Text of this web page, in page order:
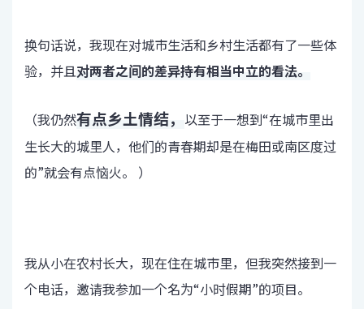
换句话说，我现在对城市生活和乡村生活都有了一些体
验，并且对两者之间的差异持有相当中立的看法。
（我仍然有点乡土情结， 以至于一想到“在城市里出
生长大的城里人，他们的青春期却是在梅田或南区度过
的”就会有点恼火。 ）
我从小在农村长大，现在住在城市里，但我突然接到一
个电话，邀请我参加一个名为“小时假期”的项目。